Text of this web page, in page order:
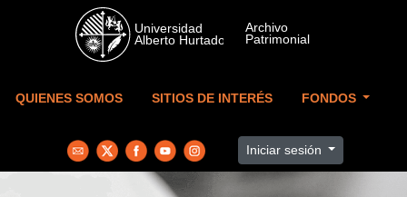
Skip to main content
QUIENES SOMOS SITIOS DE INTERÉS FONDOS
Iniciar sesión